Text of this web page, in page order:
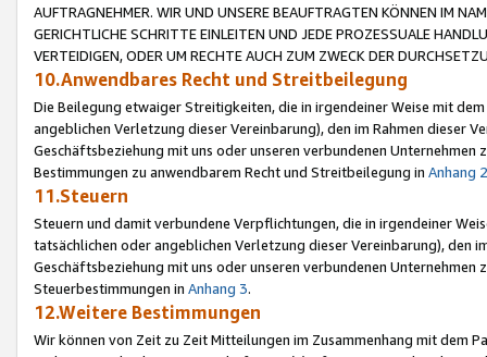
AUFTRAGNEHMER. WIR UND UNSERE BEAUFTRAGTEN KÖNNEN IM
GERICHTLICHE SCHRITTE EINLEITEN UND JEDE PROZESSUALE
VERTEIDIGEN, ODER UM RECHTE AUCH ZUM ZWECK DER
10.Anwendbares Recht und Streitbeilegung
Die Beilegung etwaiger Streitigkeiten, die in irgendeiner Weise mit
angeblichen Verletzung dieser Vereinbarung), den im Rahmen dieser
Geschäftsbeziehung mit uns oder unseren verbundenen
Bestimmungen zu anwendbarem Recht und Streitbeilegung in Anhang 2
11.Steuern
Steuern und damit verbundene Verpflichtungen, die in irgendeiner
tatsächlichen oder angeblichen Verletzung dieser Vereinbarung), den
Geschäftsbeziehung mit uns oder unseren verbundenen
Steuerbestimmungen in Anhang 3.
12.Weitere Bestimmungen
Wir können von Zeit zu Zeit Mitteilungen im Zusammenhang mit dem